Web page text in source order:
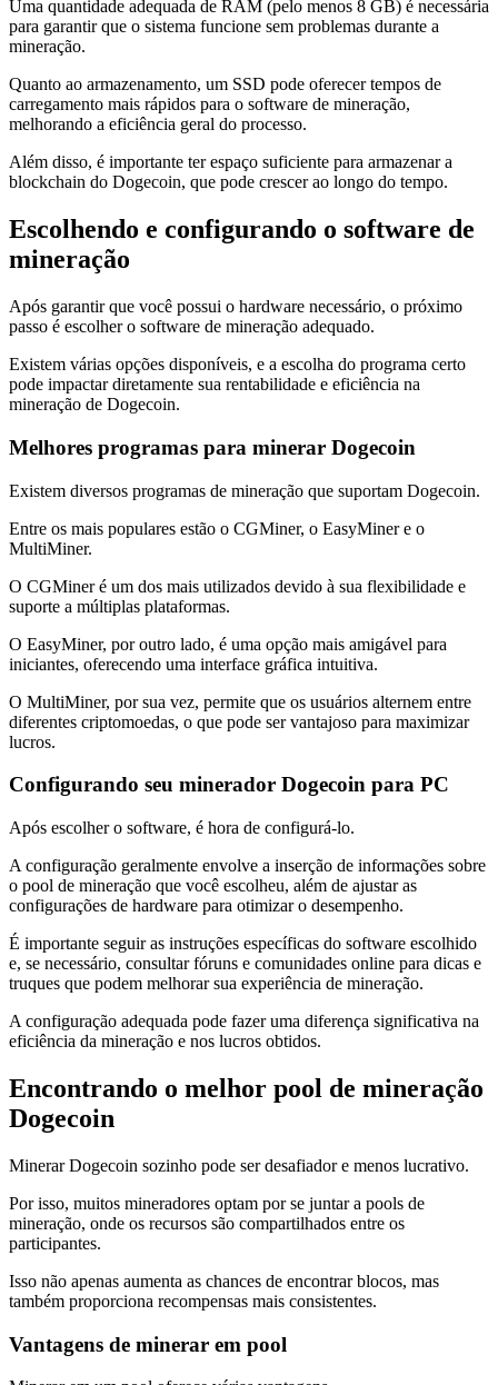
Uma quantidade adequada de RAM (pelo menos 8 GB) é necessária
para garantir que o sistema funcione sem problemas durante a
mineração.
Quanto ao armazenamento, um SSD pode oferecer tempos de
carregamento mais rápidos para o software de mineração,
melhorando a eficiência geral do processo.
Além disso, é importante ter espaço suficiente para armazenar a
blockchain do Dogecoin, que pode crescer ao longo do tempo.
Escolhendo e configurando o software de
mineração
Após garantir que você possui o hardware necessário, o próximo
passo é escolher o software de mineração adequado.
Existem várias opções disponíveis, e a escolha do programa certo
pode impactar diretamente sua rentabilidade e eficiência na
mineração de Dogecoin.
Melhores programas para minerar Dogecoin
Existem diversos programas de mineração que suportam Dogecoin.
Entre os mais populares estão o CGMiner, o EasyMiner e o
MultiMiner.
O CGMiner é um dos mais utilizados devido à sua flexibilidade e
suporte a múltiplas plataformas.
O EasyMiner, por outro lado, é uma opção mais amigável para
iniciantes, oferecendo uma interface gráfica intuitiva.
O MultiMiner, por sua vez, permite que os usuários alternem entre
diferentes criptomoedas, o que pode ser vantajoso para maximizar
lucros.
Configurando seu minerador Dogecoin para PC
Após escolher o software, é hora de configurá-lo.
A configuração geralmente envolve a inserção de informações sobre
o pool de mineração que você escolheu, além de ajustar as
configurações de hardware para otimizar o desempenho.
É importante seguir as instruções específicas do software escolhido
e, se necessário, consultar fóruns e comunidades online para dicas e
truques que podem melhorar sua experiência de mineração.
A configuração adequada pode fazer uma diferença significativa na
eficiência da mineração e nos lucros obtidos.
Encontrando o melhor pool de mineração
Dogecoin
Minerar Dogecoin sozinho pode ser desafiador e menos lucrativo.
Por isso, muitos mineradores optam por se juntar a pools de
mineração, onde os recursos são compartilhados entre os
participantes.
Isso não apenas aumenta as chances de encontrar blocos, mas
também proporciona recompensas mais consistentes.
Vantagens de minerar em pool